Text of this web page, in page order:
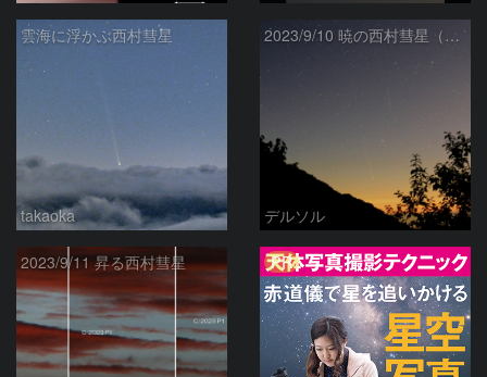
雲海に浮かぶ西村彗星
takaoka
2023/9/10 暁の西村彗星（C/2023 P1）
デルソル
2023/9/11 昇る西村彗星 PR